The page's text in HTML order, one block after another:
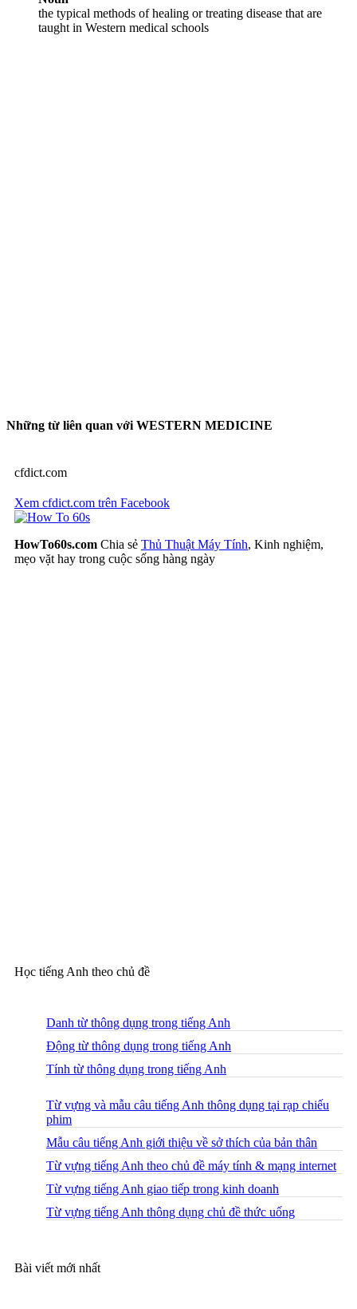
the typical methods of healing or treating disease that are
taught in Western medical schools
Những từ liên quan với WESTERN MEDICINE
cfdict.com
Xem cfdict.com trên Facebook
HowTo60s.com Chia sẻ Thủ Thuật Máy Tính, Kinh nghiệm,
mẹo vặt hay trong cuộc sống hàng ngày
Học tiếng Anh theo chủ đề
Danh từ thông dụng trong tiếng Anh
Động từ thông dụng trong tiếng Anh
Tính từ thông dụng trong tiếng Anh
Từ vựng và mẫu câu tiếng Anh thông dụng tại rạp chiếu
phim
Mẫu câu tiếng Anh giới thiệu về sở thích của bản thân
Từ vựng tiếng Anh theo chủ đề máy tính & mạng internet
Từ vựng tiếng Anh giao tiếp trong kinh doanh
Từ vựng tiếng Anh thông dụng chủ đề thức uống
Bài viết mới nhất